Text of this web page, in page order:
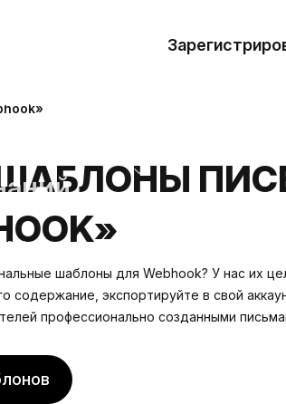
ШАБЛОНЫ
шаблоны для Webhook? У нас их
содержание, экспортируйте в свой
профессионально созданными